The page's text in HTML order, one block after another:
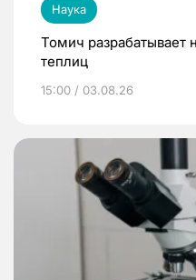
Наука
Томич разрабатывает
теплиц
15:00 / 03.08.26